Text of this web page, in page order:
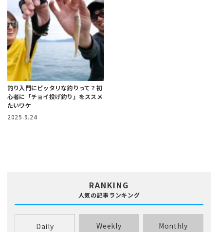
釣り入門にピッタリな釣りって？ 初
心者に「チョイ投げ釣り」をススメ
たいワケ
2025.9.24
RANKING
人気の記事ランキング
Daily Weekly Monthly